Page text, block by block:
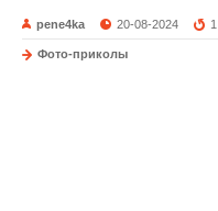
pene4ka 20-08-2024
Фото-приколы